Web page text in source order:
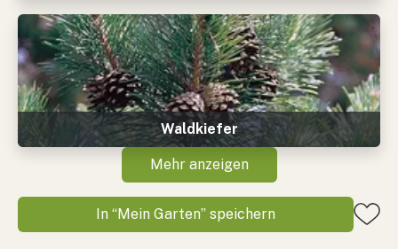
Waldkiefer
Mehr anzeigen
In “Mein Garten” speichern